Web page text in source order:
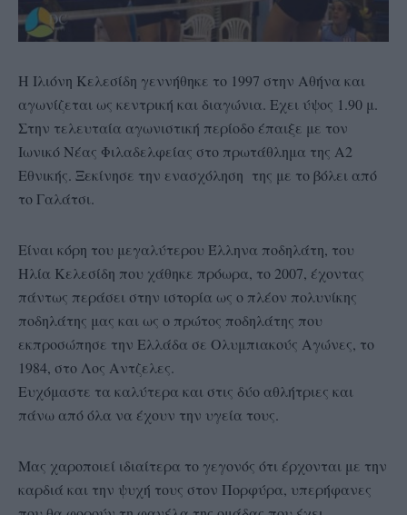
Η Ιλιόνη Κελεσίδη γεννήθηκε το 1997 στην Αθήνα και
αγωνίζεται ως κεντρική και διαγώνια. Εχει ύψος 1.90 μ.
Στην τελευταία αγωνιστική περίοδο έπαιξε με τον
Ιωνικό Νέας Φιλαδελφείας στο πρωτάθλημα της Α2
Εθνικής. Ξεκίνησε την ενασχόληση της με το βόλει από
το Γαλάτσι.
Είναι κόρη του μεγαλύτερου Έλληνα ποδηλάτη, του
Ηλία Κελεσίδη που χάθηκε πρόωρα, το 2007, έχοντας
πάντως περάσει στην ιστορία ως ο πλέον πολυνίκης
ποδηλάτης μας και ως ο πρώτος ποδηλάτης που
εκπροσώπησε την Ελλάδα σε Ολυμπιακούς Αγώνες, το
1984, στο Λος Αντζελες.
Ευχόμαστε τα καλύτερα και στις δύο αθλήτριες και
πάνω από όλα να έχουν την υγεία τους.
Μας χαροποιεί ιδιαίτερα το γεγονός ότι έρχονται με την
καρδιά και την ψυχή τους στον Πορφύρα, υπερήφανες